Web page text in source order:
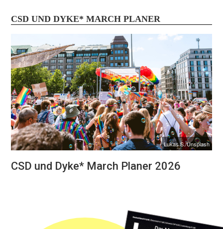
CSD UND DYKE* MARCH PLANER
Lukas S./Unsplash
CSD und Dyke* March Planer 2026